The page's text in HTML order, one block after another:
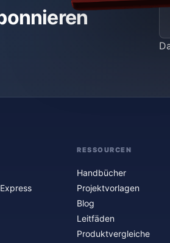
RESSOURCEN
Handbücher
Projektvorlagen
Blog
Leitfäden
Produktvergleiche